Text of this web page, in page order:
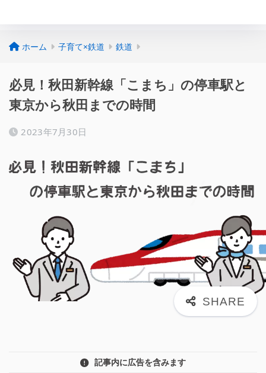
ホーム 子育て×鉄道 鉄道
必見！秋田新幹線「こまち」の停車駅と
東京から秋田までの時間
2023年7月30日
記事内に広告を含みます